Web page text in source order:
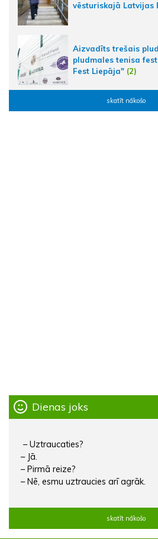
vēsturiskajā Latvijas
Aizvadīts trešais
pludmales tenisa
Fest Liepāja" (2)
skatīt nākošo
Dienas joks
– Uztraucaties?
– Jā.
– Pirmā reize?
– Nē, esmu uztraucies arī agrāk.
skatīt nākošo